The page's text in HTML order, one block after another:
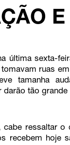
última sexta-
ruas
tamanha
tão
cabe ressaltar
recebem hoje